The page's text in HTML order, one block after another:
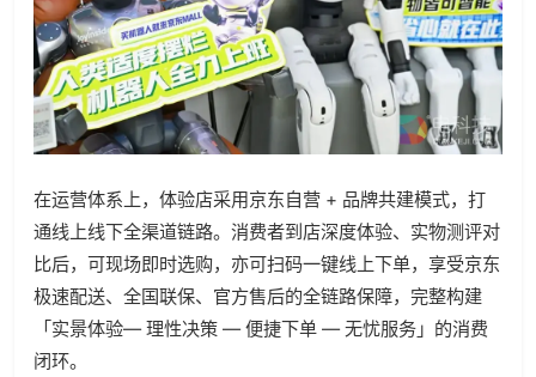
在运营体系上，体验店采用京东自营 + 品牌共建模式，打
通线上线下全渠道链路。消费者到店深度体验、实物测评对
比后，可现场即时选购，亦可扫码一键线上下单，享受京东
极速配送、全国联保、官方售后的全链路保障，完整构建
「实景体验— 理性决策 — 便捷下单 — 无忧服务」的消费
闭环。